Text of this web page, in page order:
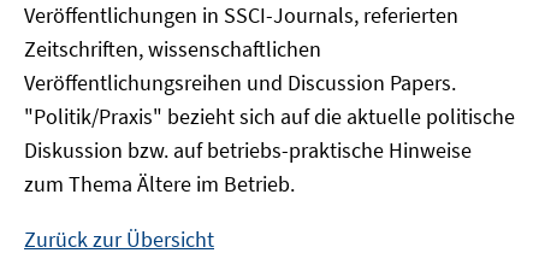
Veröffentlichungen in SSCI-Journals, referierten
Zeitschriften, wissenschaftlichen
Veröffentlichungsreihen und Discussion Papers.
"Politik/Praxis" bezieht sich auf die aktuelle politische
Diskussion bzw. auf betriebs-praktische Hinweise
zum Thema Ältere im Betrieb.
Zurück zur Übersicht